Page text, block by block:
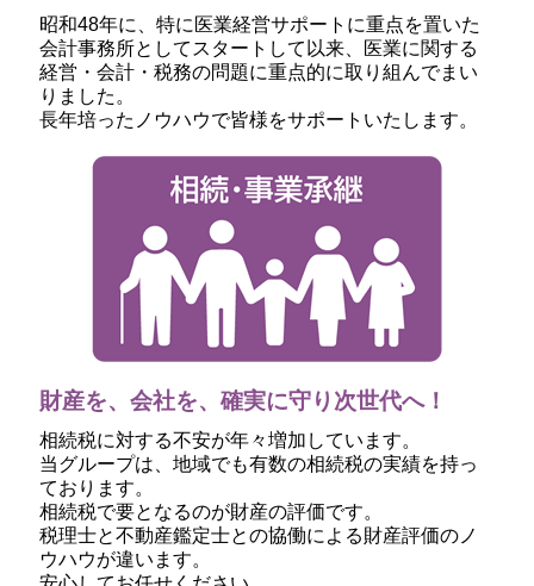
昭和48年に、特に医業経営サポートに重点を置いた
会計事務所としてスタートして以来、医業に関する
経営・会計・税務の問題に重点的に取り組んでまい
りました。
長年培ったノウハウで皆様をサポートいたします。
財産を、会社を、確実に守り次世代へ！
相続税に対する不安が年々増加しています。
当グループは、地域でも有数の相続税の実績を持っ
ております。
相続税で要となるのが財産の評価です。
税理士と不動産鑑定士との協働による財産評価のノ
ウハウが違います。